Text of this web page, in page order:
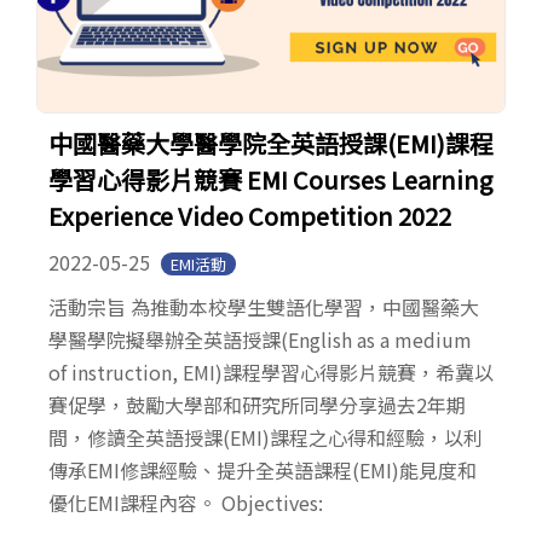
中國醫藥大學醫學院全英語授課(EMI)課程
學習心得影片競賽 EMI Courses Learning
Experience Video Competition 2022
2022-05-25 EMI活動
活動宗旨 為推動本校學生雙語化學習，中國醫藥大
學醫學院擬舉辦全英語授課(English as a medium
of instruction, EMI)課程學習心得影片競賽，希冀以
賽促學，鼓勵大學部和研究所同學分享過去2年期
間，修讀全英語授課(EMI)課程之心得和經驗，以利
傳承EMI修課經驗、提升全英語課程(EMI)能見度和
優化EMI課程內容。 Objectives: